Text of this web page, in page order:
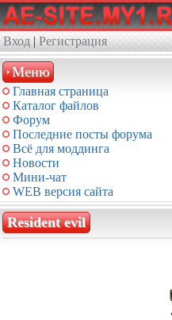
Вход | Регистрация
Меню
Главная страница
Каталог файлов
Форум
Последние посты форума
Всё для моддинга
Новости
Мини-чат
WEB версия сайта
Resident evil